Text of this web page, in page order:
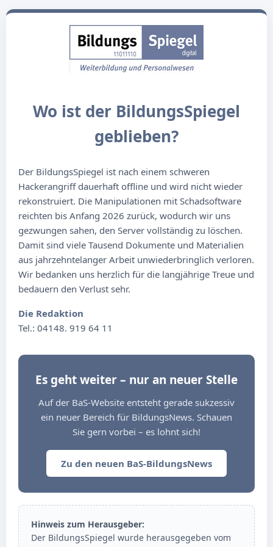
Wo ist der BildungsSpiegel
geblieben?
Der BildungsSpiegel ist nach einem schweren
Hackerangriff dauerhaft offline und wird nicht wieder
rekonstruiert. Die Manipulationen mit Schadsoftware
reichten bis Anfang 2026 zurück, wodurch wir uns
gezwungen sahen, den Server vollständig zu löschen.
Damit sind viele Tausend Dokumente und Materialien
aus jahrzehntelanger Arbeit unwiederbringlich verloren.
Wir bedanken uns herzlich für die langjährige Treue und
bedauern den Verlust sehr.
Die Redaktion
Tel.: 04148. 919 64 11
Es geht weiter – nur an neuer Stelle
Auf der BaS-Website entsteht gerade sukzessiv
ein neuer Bereich für BildungsNews. Schauen
Sie gern vorbei – es lohnt sich!
Zu den neuen BaS-BildungsNews
Hinweis zum Herausgeber:
Der BildungsSpiegel wurde herausgegeben vom